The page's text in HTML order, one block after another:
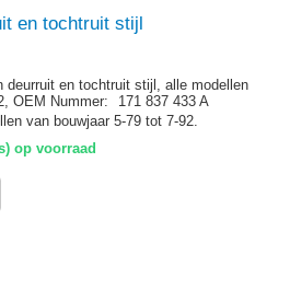
en tochtruit stijl
deurruit en tochtruit stijl, alle modellen
OEM Nummer:
171 837 433 A
van bouwjaar 5-79 tot 7-92.
op voorraad